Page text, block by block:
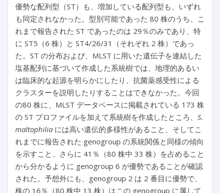
優勢な配列型（ST）も、増加している配列型も、いずれ
も同定されなかった。型別可能であった 80 株のうち、こ
れまで報告された ST であったのは 29％のみであり、特
に ST5（6 株）と ST4/26/31（それぞれ 2 株）であっ
た。ST の分布および、MLST に用いた遺伝子を連結した
塩基配列に基づいて作成した系統樹では、地理的あるい
は臨床的な起源を明らかにしたり、抗菌薬感受性による
クラスターを説明したりすることはできなかった。今回
の80 株に、MLST データベースに掲載されている 173 株
の ST プロファイルを加えて系統樹を作成したところ、 S.
maltophilia には高い遺伝的多様性があること、そしてこ
れまでに報告された genogroup の系統関係と同様の傾向
を示すこと、さらに 41％（80 株中 33 株）を占めること
から分かるように genogroup 6 が優勢であることが確認
された。予想外にも、genogroup 2 は 2 番目に優勢で、
株の 16％（80 株中 13 株）はこの genogroup に属して